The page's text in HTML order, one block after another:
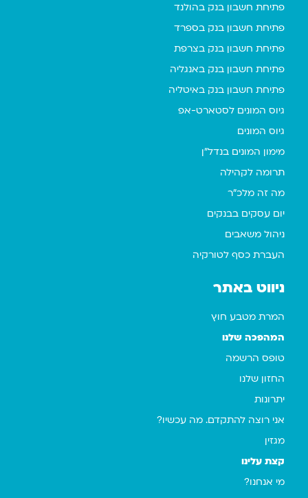
פתיחת חשבון בנק בהולנד
פתיחת חשבון בנק בספרד
פתיחת חשבון בנק בצרפת
פתיחת חשבון בנק באנגליה
פתיחת חשבון בנק באיטליה
גיוס המונים לסטארט-אפ
גיוס המונים
מימון המונים בנדל"ן
תרומה לקהילה
מה זה מלכ"ר
יום עסקים בבנקים
ניהול משאבים
העברת כסף לטורקיה
ניווט באתר
המרת מטבע חוץ
המהפכה שלנו
טופס הרשמה
החזון שלנו
יתרונות
אני רוצה להתקדם. מה עכשיו?
מגזין
קצת עלינו
מי אנחנו?